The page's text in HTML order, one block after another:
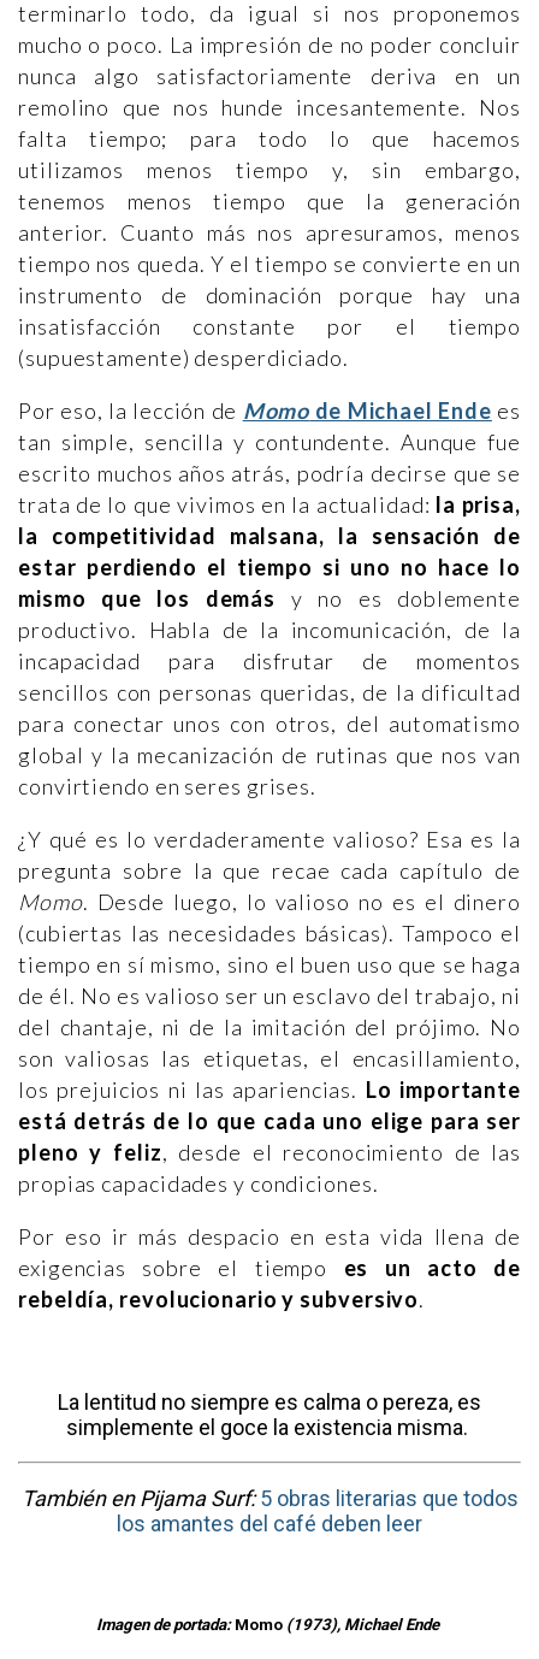
terminarlo todo, da igual si nos proponemos
mucho o poco. La impresión de no poder concluir
nunca algo satisfactoriamente deriva en un
remolino que nos hunde incesantemente. Nos
falta tiempo; para todo lo que hacemos
utilizamos menos tiempo y, sin embargo,
tenemos menos tiempo que la generación
anterior. Cuanto más nos apresuramos, menos
tiempo nos queda. Y el tiempo se convierte en un
instrumento de dominación porque hay una
insatisfacción constante por el tiempo
(supuestamente) desperdiciado.
Por eso, la lección de Momo de Michael Ende es
tan simple, sencilla y contundente. Aunque fue
escrito muchos años atrás, podría decirse que se
trata de lo que vivimos en la actualidad: la prisa,
la competitividad malsana, la sensación de
estar perdiendo el tiempo si uno no hace lo
mismo que los demás y no es doblemente
productivo. Habla de la incomunicación, de la
incapacidad para disfrutar de momentos
sencillos con personas queridas, de la dificultad
para conectar unos con otros, del automatismo
global y la mecanización de rutinas que nos van
convirtiendo en seres grises.
¿Y qué es lo verdaderamente valioso? Esa es la
pregunta sobre la que recae cada capítulo de
Momo. Desde luego, lo valioso no es el dinero
(cubiertas las necesidades básicas). Tampoco el
tiempo en sí mismo, sino el buen uso que se haga
de él. No es valioso ser un esclavo del trabajo, ni
del chantaje, ni de la imitación del prójimo. No
son valiosas las etiquetas, el encasillamiento,
los prejuicios ni las apariencias. Lo importante
está detrás de lo que cada uno elige para ser
pleno y feliz, desde el reconocimiento de las
propias capacidades y condiciones.
Por eso ir más despacio en esta vida llena de
exigencias sobre el tiempo es un acto de
rebeldía, revolucionario y subversivo.
La lentitud no siempre es calma o pereza, es
simplemente el goce la existencia misma.
También en Pijama Surf:5 obras literarias que todos
los amantes del café deben leer
Imagen de portada: Momo (1973), Michael Ende